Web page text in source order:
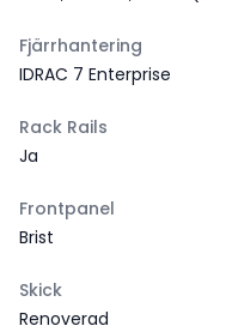
Fjärrhantering
IDRAC 7 Enterprise
Rack Rails
Ja
Frontpanel
Brist
Skick
Renoverad